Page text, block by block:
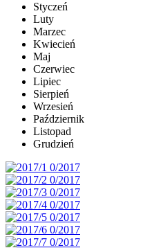
Styczeń
Luty
Marzec
Kwiecień
Maj
Czerwiec
Lipiec
Sierpień
Wrzesień
Październik
Listopad
Grudzień